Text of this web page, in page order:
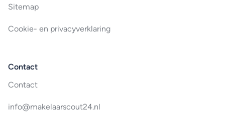
Sitemap
Cookie- en privacyverklaring
Contact
Contact
info@makelaarscout24.nl